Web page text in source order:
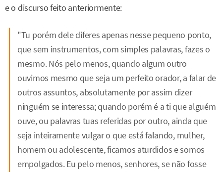
e o discurso feito anteriormente:
"Tu porém dele diferes apenas nesse pequeno ponto,
que sem instrumentos, com simples palavras, fazes o
mesmo. Nós pelo menos, quando algum outro
ouvimos mesmo que seja um perfeito orador, a falar de
outros assuntos, absolutamente por assim dizer
ninguém se interessa; quando porém é a ti que alguém
ouve, ou palavras tuas referidas por outro, ainda que
seja inteiramente vulgar o que está falando, mulher,
homem ou adolescente, ficamos aturdidos e somos
empolgados. Eu pelo menos, senhores, se não fosse